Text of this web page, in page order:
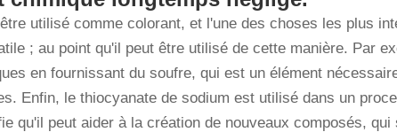
utilisé comme colorant, et l'une des choses les plus
; au point qu'il peut être utilisé de cette manière. Par
en fournissant du soufre, qui est un élément
Enfin, le thiocyanate de sodium est utilisé dans un
qu'il peut aider à la création de nouveaux composés, qui